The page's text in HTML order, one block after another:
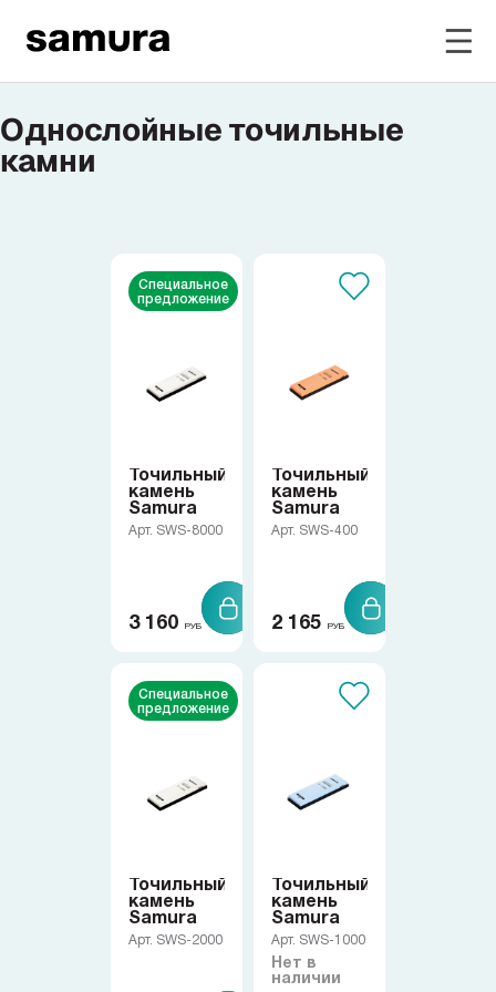
Избранное
NEW
Коллекции
Популярные подборки
Подарочные карты
Спецпредложения и уценка
Однослойные точильные
камни
Специальное
предложение
Точильный
камень
Samura
Арт. SWS-8000
3 160 РУБ
Точильный
камень
Samura
Арт. SWS-400
2 165 РУБ
Специальное
предложение
Точильный
камень
Samura
Арт. SWS-2000
Точильный
камень
Samura
Арт. SWS-1000
Нет в
наличии